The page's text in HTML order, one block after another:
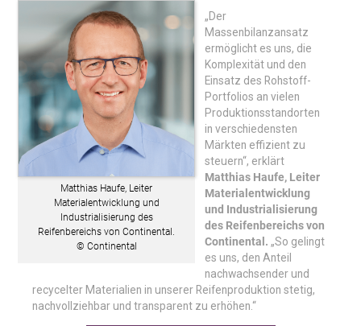
Matthias Haufe, Leiter
Materialentwicklung und
Industrialisierung des
Reifenbereichs von Continental.
© Continental
„Der
Massenbilanzansatz
ermöglicht es uns, die
Komplexität und den
Einsatz des Rohstoff-
Portfolios an vielen
Produktionsstandorten
in verschiedensten
Märkten effizient zu
steuern“, erklärt
Matthias Haufe, Leiter
Materialentwicklung
und Industrialisierung
des Reifenbereichs von
Continental. „So gelingt
es uns, den Anteil
nachwachsender und
recycelter Materialien in unserer Reifenproduktion stetig,
nachvollziehbar und transparent zu erhöhen.“